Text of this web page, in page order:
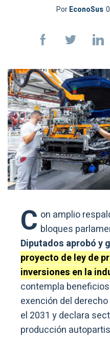
PorEconoSus
C on amplio
bloques
Diputados aprobó y
proyecto de ley de
inversiones en la
contempla
exención del
el 2031 y declara
producción